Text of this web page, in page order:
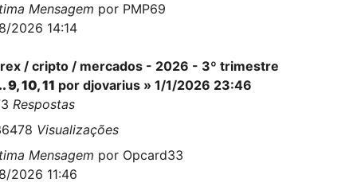
Mensagem por PMP69
2026 14:14
/ cripto / mercados - 2026 - 3º trimestre
9,10,11 por djovarius » 1/1/2026 23:46
Respostas
Visualizações
Mensagem por Opcard33
2026 11:46